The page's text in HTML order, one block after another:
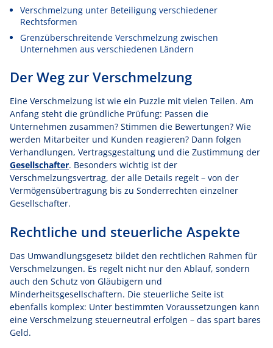
Verschmelzung unter Beteiligung verschiedener
Rechtsformen
Grenzüberschreitende Verschmelzung zwischen
Unternehmen aus verschiedenen Ländern
Der Weg zur Verschmelzung
Eine Verschmelzung ist wie ein Puzzle mit vielen Teilen. Am
Anfang steht die gründliche Prüfung: Passen die
Unternehmen zusammen? Stimmen die Bewertungen? Wie
werden Mitarbeiter und Kunden reagieren? Dann folgen
Verhandlungen, Vertragsgestaltung und die Zustimmung der
Gesellschafter. Besonders wichtig ist der
Verschmelzungsvertrag, der alle Details regelt – von der
Vermögensübertragung bis zu Sonderrechten einzelner
Gesellschafter.
Rechtliche und steuerliche Aspekte
Das Umwandlungsgesetz bildet den rechtlichen Rahmen für
Verschmelzungen. Es regelt nicht nur den Ablauf, sondern
auch den Schutz von Gläubigern und
Minderheitsgesellschaftern. Die steuerliche Seite ist
ebenfalls komplex: Unter bestimmten Voraussetzungen kann
eine Verschmelzung steuerneutral erfolgen – das spart bares
Geld.